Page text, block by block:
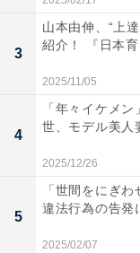
3
山本由伸、“上
紹介！ 『日本
2025/11/05
4
「年々イケメ
世、モデル美人
2025/12/26
5
「世間をにぎ
違法行為の告発
2025/02/07